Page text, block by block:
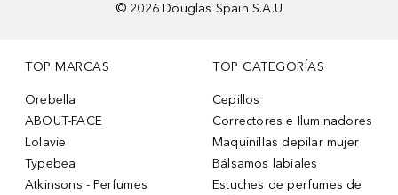
© 2026 Douglas Spain S.A.U
TOP MARCAS
Orebella
ABOUT-FACE
Lolavie
Typebea
Atkinsons - Perfumes
TOP CATEGORÍAS
Cepillos
Correctores e Iluminadores
Maquinillas depilar mujer
Bálsamos labiales
Estuches de perfumes de